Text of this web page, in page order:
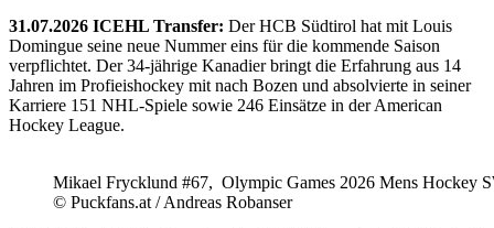
31.07.2026 ICEHL Transfer: Der HCB Südtirol hat mit Louis
Domingue seine neue Nummer eins für die kommende Saison
verpflichtet. Der 34-jährige Kanadier bringt die Erfahrung aus 14
Jahren im Profieishockey mit nach Bozen und absolvierte in seiner
Karriere 151 NHL-Spiele sowie 246 Einsätze in der American
Hockey League.
Mikael Frycklund #67, Olympic Games 2026 Mens Hockey
© Puckfans.at / Andreas Robanser